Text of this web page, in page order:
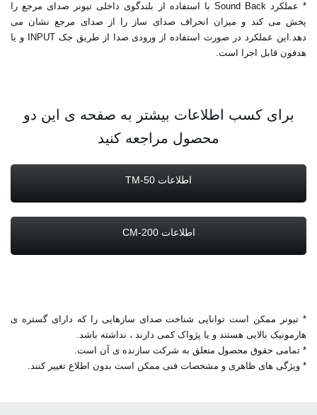
* عملکرد Sound Back با استفاده از بلندگوی داخلی تیونر صدای مرجع را
پخش می کند و میزان انحراف صدای ساز را از صدای مرجع نشان می
دهد.این عملکرد در صورت استفاده از ورودی صدا از طریق جک INPUT و یا
هدفون قابل اجرا است.
برای کسب اطلاعات بیشتر به صفحه ی این دو
محصول مراجعه کنید
اطلاعات TM-50
اطلاعات CM-200
* تیونر ممکن است توانایی شناخت صدای سازهایی را که دارای گستره ی
هارمونیک بالایی هستند و یا پژواک کمی دارند ، نداشته باشد.
* تمامی حقوق محصول متعلق به شرکت سازنده ی آن است.
* ویژگی های ظاهری و مشخصات فنی ممکن است بدون اطلاع تغییر کنند.